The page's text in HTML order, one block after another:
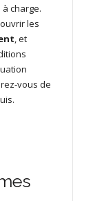
charge.
les
, et
vous de